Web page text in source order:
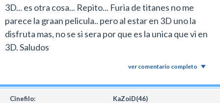
3D... es otra cosa... Repito... Furia de titanes no me
parece la graan pelicula.. pero al estar en 3D uno la
disfruta mas, no se si sera por que es la unica que vi en
3D. Saludos
ver comentario completo
Cinefilo: KaZoiD(46)